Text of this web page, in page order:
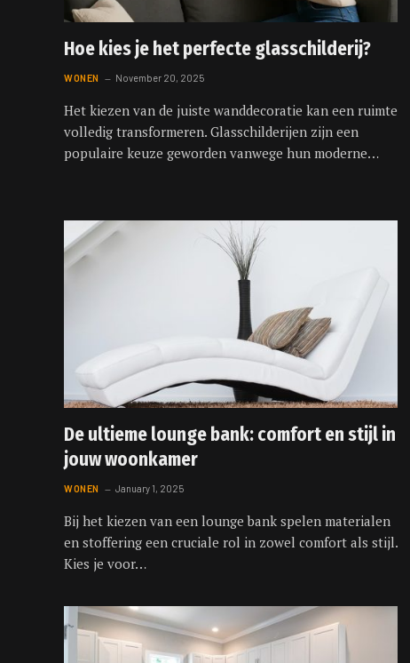
Hoe kies je het perfecte glasschilderij?
WONEN November 20, 2025
Het kiezen van de juiste wanddecoratie kan een ruimte
volledig transformeren. Glasschilderijen zijn een
populaire keuze geworden vanwege hun moderne…
De ultieme lounge bank: comfort en stijl in
jouw woonkamer
WONEN January 1, 2025
Bij het kiezen van een lounge bank spelen materialen
en stoffering een cruciale rol in zowel comfort als stijl.
Kies je voor…